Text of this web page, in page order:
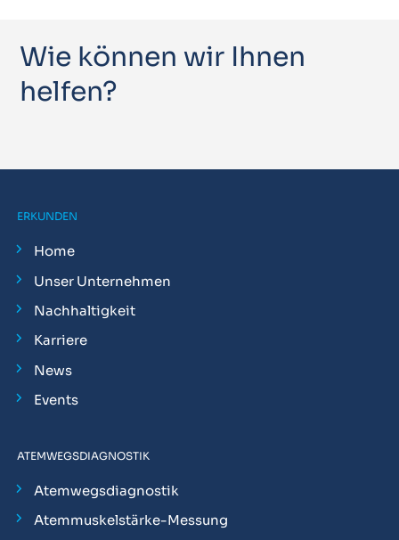
Wie können wir Ihnen
helfen?
ERKUNDEN
Home
Unser Unternehmen
Nachhaltigkeit
Karriere
News
Events
ATEMWEGSDIAGNOSTIK
Atemwegsdiagnostik
Atemmuskelstärke-Messung